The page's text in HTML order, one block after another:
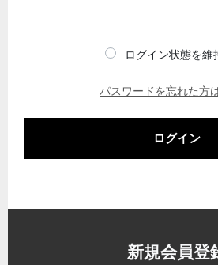
ログイン状態を維
パスワードを忘れた方
ログイン
新規会員登